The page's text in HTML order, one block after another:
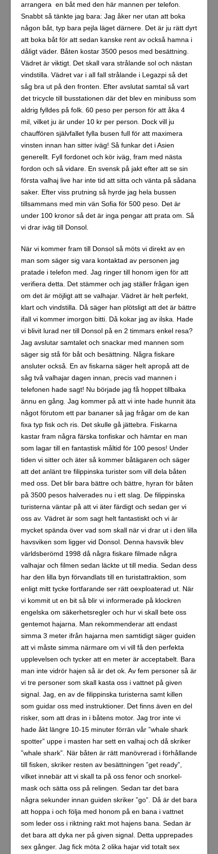
arrangera en båt med den här mannen per telefon.
Snabbt så tänkte jag bara: Jag åker ner utan att boka
någon båt, typ bara pejla läget därnere. Det är ju rätt dyrt
att boka båt för att sedan kanske rent av också hamna i
dåligt väder. Båten kostar 3500 pesos med besättning.
Vädret är viktigt. Det skall vara strålande sol och nästan
vindstilla. Vädret var i all fall strålande i Legazpi så det
såg bra ut på den fronten. Efter avslutat samtal så vart
det tricycle till busstationen där det blev en minibuss som
aldrig fylldes på folk. 60 peso per person för att åka 4
mil, vilket ju är under 10 kr per person. Dock vill ju
chauffören självfallet fylla busen full för att maximera
vinsten innan han sitter iväg! Så funkar det i Asien
generellt. Fyll fordonet och kör iväg, fram med nästa
fordon och så vidare. En svensk på jakt efter att se sin
första valhaj live har inte tid att sitta och vänta på sådana
saker. Efter viss prutning så hyrde jag hela bussen
tillsammans med min vän Sofia för 500 peso. Det är
under 100 kronor så det är inga pengar att prata om. Så
vi drar iväg till Donsol.
När vi kommer fram till Donsol så möts vi direkt av en
man som säger sig vara kontaktad av personen jag
pratade i telefon med. Jag ringer till honom igen för att
verifiera detta. Det stämmer och jag ställer frågan igen
om det är möjligt att se valhajar. Vädret är helt perfekt,
klart och vindstilla. Då säger han plötsligt att det är bättre
ifall vi kommer imorgon bitti. Då kokar jag av ilska. Hade
vi blivit lurad ner till Donsol på en 2 timmars enkel resa?
Jag avslutar samtalet och snackar med mannen som
säger sig stå för båt och besättning. Några fiskare
ansluter också. En av fiskarna säger helt apropå att de
såg två valhajar dagen innan, precis vad mannen i
telefonen hade sagt! Nu började jag få hoppet tillbaka
ännu en gång. Jag kommer på att vi inte hade hunnit äta
något förutom ett par bananer så jag frågar om de kan
fixa typ fisk och ris. Det skulle gå jättebra. Fiskarna
kastar fram några färska tonfiskar och hämtar en man
som lagar till en fantastisk måltid för 100 pesos! Under
tiden vi sitter och äter så kommer båtägaren och säger
att det anlänt tre filippinska turister som vill dela båten
med oss. Det blir bara bättre och bättre, hyran för båten
på 3500 pesos halverades nu i ett slag. De filippinska
turisterna väntar på att vi äter färdigt och sedan ger vi
oss av. Vädret är som sagt helt fantastiskt och vi är
mycket spända över vad som skall när vi drar ut i den lilla
havsviken som ligger vid Donsol. Denna havsvik blev
världsberömd 1998 då några fiskare filmade några
valhajar och filmen sedan läckte ut till media. Sedan dess
har den lilla byn förvandlats till en turistattraktion, som
enligt mitt tycke fortfarande ser rätt oexploaterad ut. När
vi kommit ut en bit så blir vi informerade på klockren
engelska om säkerhetsregler och hur vi skall bete oss
gentemot hajarna. Man rekommenderar att endast
simma 3 meter ifrån hajarna men samtidigt säger guiden
att vi måste simma närmare om vi vill få den perfekta
upplevelsen och tycker att en meter är acceptabelt. Bara
man inte vidrör hajen så är det ok. Av fem personer så är
vi tre personer som skall kasta oss i vattnet på given
signal. Jag, en av de filippinska turisterna samt killen
som guidar oss med instruktioner. Det finns även en del
risker, som att dras in i båtens motor. Jag tror inte vi
hade åkt längre 10-15 minuter förrän vår ”whale shark
spotter” uppe i masten har sett en valhaj och då skriker
”whale shark”. När båten är rätt manövrerad i förhållande
till fisken, skriker resten av besättningen ”get ready”,
vilket innebär att vi skall ta på oss fenor och snorkel-
mask och sätta oss på relingen. Sedan tar det bara
några sekunder innan guiden skriker ”go”. Då är det bara
att hoppa i och följa med honom på en bana i vattnet
som leder oss i riktning rakt mot hajens bana. Sedan är
det bara att dyka ner på given signal. Detta upprepades
sex gånger. Jag fick möta 2 olika hajar vid totalt sex